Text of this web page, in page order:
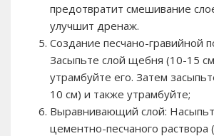
предотвратит смешивание
улучшит дренаж.
Создание песчано-гравийной
Засыпьте слой щебня (10-15
утрамбуйте его. Затем
10 см) и также утрамбуйте;
Выравнивающий слой:
цементно-песчаного раствора